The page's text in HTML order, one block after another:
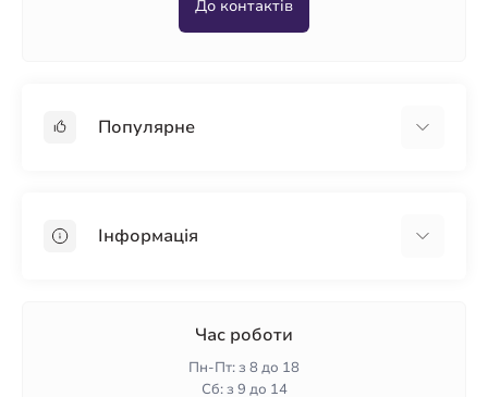
До контактів
Популярне
ПінопластІнформація
Гарантія та повернення
Час роботи
Пн-Пт: з 8 до 18
Сб: з 9 до 14